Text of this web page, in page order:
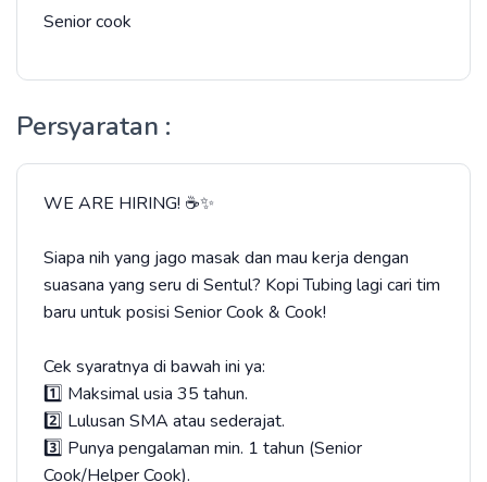
Senior cook
Persyaratan :
WE ARE HIRING! ☕✨
​Siapa nih yang jago masak dan mau kerja dengan
suasana yang seru di Sentul? Kopi Tubing lagi cari tim
baru untuk posisi Senior Cook & Cook!
​Cek syaratnya di bawah ini ya:
1️⃣ Maksimal usia 35 tahun.
2️⃣ Lulusan SMA atau sederajat.
3️⃣ Punya pengalaman min. 1 tahun (Senior
Cook/Helper Cook).